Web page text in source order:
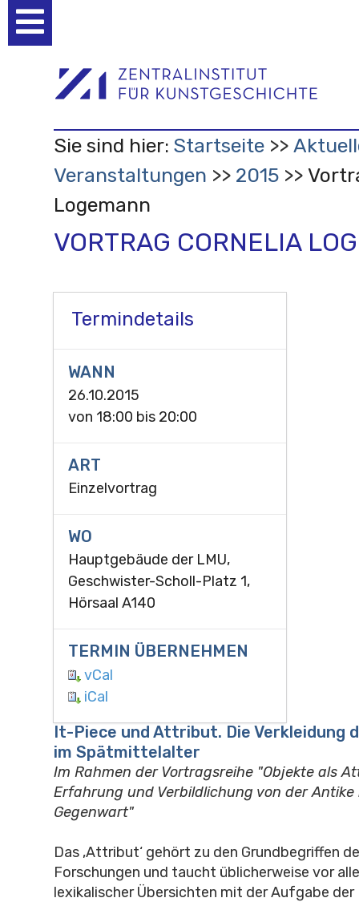
Werkzeuge
Sie sind hier: Startseite
Veranstaltungen
2015
Logemann
VORTRAG CORNELIA
Termindetails
WANN
26.10.2015
von 18:00 bis 20:00
ART
Einzelvortrag
WO
Hauptgebäude der LMU,
Geschwister-Scholl-Platz 1,
Hörsaal A140
TERMIN ÜBERNEHMEN
vCal
iCal
It-Piece und Attribut. Die Verkleidung
im Spätmittelalter
Im Rahmen der Vortragsreihe "Objekte als
Erfahrung und Verbildlichung von der Antike
Gegenwart"
Das ‚Attribut‘ gehört zu den Grundbegriffen
Forschungen und taucht üblicherweise vor
lexikalischer Übersichten mit der Aufgabe